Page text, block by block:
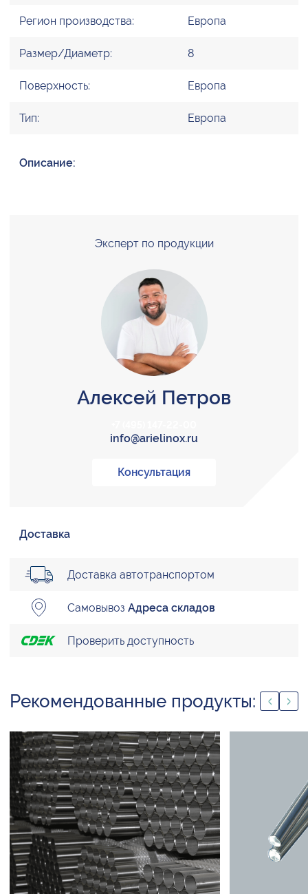
Регион производства: Европа
Размер/Диаметр: 8
Поверхность: Европа
Тип: Европа
Описание:
Эксперт по продукции
Алексей Петров
info@arielinox.ru
Консультация
Доставка
Доставка автотранспортом
Самовывоз Адреса складов
Проверить доступность
Рекомендованные продукты: